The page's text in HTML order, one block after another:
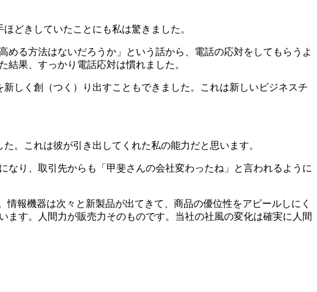
どきしていたことにも私は驚きました。
る方法はないだろうか」という話から、電話の応対をしてもらうよ
果、すっかり電話応対は慣れました。
しく創（つく）り出すこともできました。これは新しいビジネスチ
。これは彼が引き出してくれた私の能力だと思います。
り、取引先からも「甲斐さんの会社変わったね」と言われるように
報機器は次々と新製品が出てきて、商品の優位性をアピールしにく
す。人間力が販売力そのものです。当社の社風の変化は確実に人間